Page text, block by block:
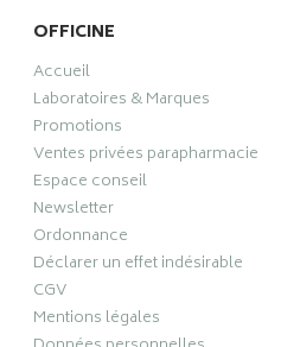
OFFICINE
Accueil
Laboratoires & Marques
Promotions
Ventes privées parapharmacie
Espace conseil
Newsletter
Ordonnance
Déclarer un effet indésirable
CGV
Mentions légales